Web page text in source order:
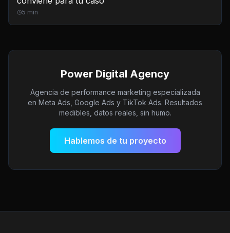
5 min
Power Digital Agency
Agencia de performance marketing especializada
en Meta Ads, Google Ads y TikTok Ads. Resultados
medibles, datos reales, sin humo.
Hablemos de tu proyecto